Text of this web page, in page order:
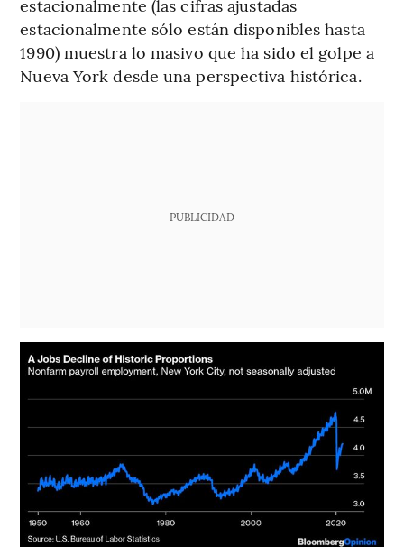
estacionalmente (las cifras ajustadas
estacionalmente sólo están disponibles hasta
1990) muestra lo masivo que ha sido el golpe a
Nueva York desde una perspectiva histórica.
PUBLICIDAD